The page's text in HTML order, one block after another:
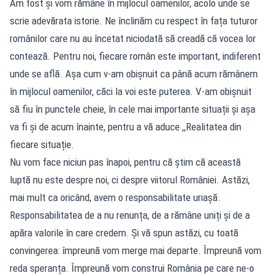
Am fost și vom rămâne în mijlocul oamenilor, acolo unde se
scrie adevărata istorie. Ne înclinăm cu respect în fața tuturor
românilor care nu au încetat niciodată să creadă că vocea lor
contează. Pentru noi, fiecare român este important, indiferent
unde se află. Așa cum v-am obișnuit ca până acum rămânem
în mijlocul oamenilor, căci la voi este puterea. V-am obișnuit
să fiu în punctele cheie, în cele mai importante situații și așa
va fi și de acum înainte, pentru a vă aduce ,,Realitatea din
fiecare situație.
Nu vom face niciun pas înapoi, pentru că știm că această
luptă nu este despre noi, ci despre viitorul României. Astăzi,
mai mult ca oricând, avem o responsabilitate uriașă.
Responsabilitatea de a nu renunța, de a rămâne uniți și de a
apăra valorile în care credem. Și vă spun astăzi, cu toată
convingerea: împreună vom merge mai departe. Împreună vom
reda speranța. Împreună vom construi România pe care ne-o